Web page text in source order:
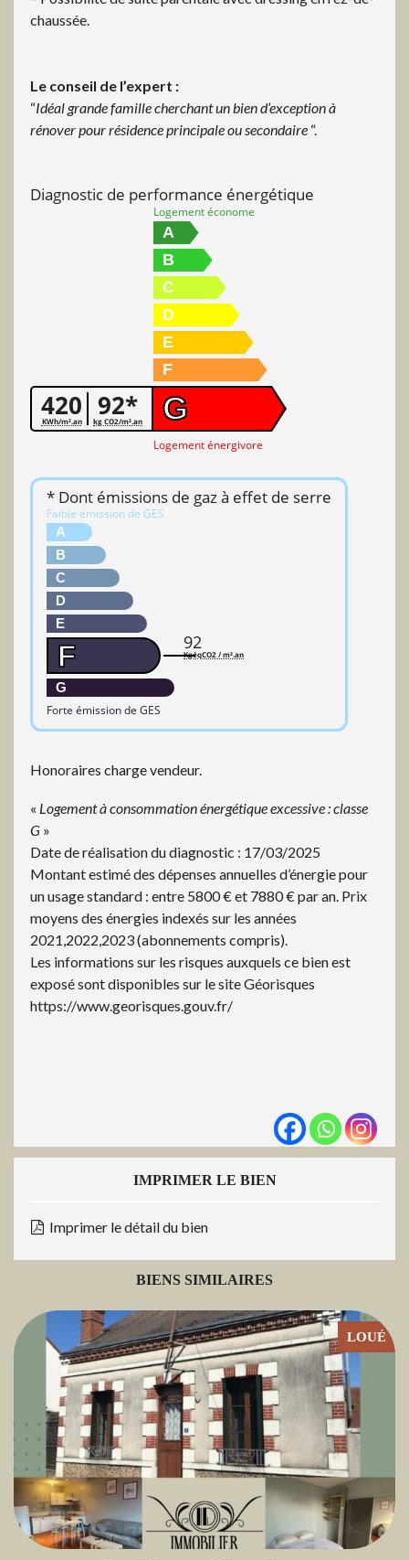
chaussée.
Le conseil de l’expert :
“Idéal grande famille cherchant un bien d’exception à
rénover pour résidence principale ou secondaire “.
Diagnostic de performance énergétique
420
KWh/m².an 92*
kg CO2/m².an
Logement économe
A
B
C
D
E
F
G
Logement énergivore
* Dont émissions de gaz à effet de serre
Faible émission de GES
A
B
C
D
E
F
G
Forte émission de GES
92
KgéqCO2 / m².an
Honoraires charge vendeur.
« Logement à consommation énergétique excessive : classe
G »
Date de réalisation du diagnostic : 17/03/2025
Montant estimé des dépenses annuelles d’énergie pour
un usage standard : entre 5800 € et 7880 € par an. Prix
moyens des énergies indexés sur les années
2021,2022,2023 (abonnements compris).
Les informations sur les risques auxquels ce bien est
exposé sont disponibles sur le site Géorisques
https://www.georisques.gouv.fr/
IMPRIMER LE BIEN
Imprimer le détail du bien
BIENS SIMILAIRES
LOUÉ